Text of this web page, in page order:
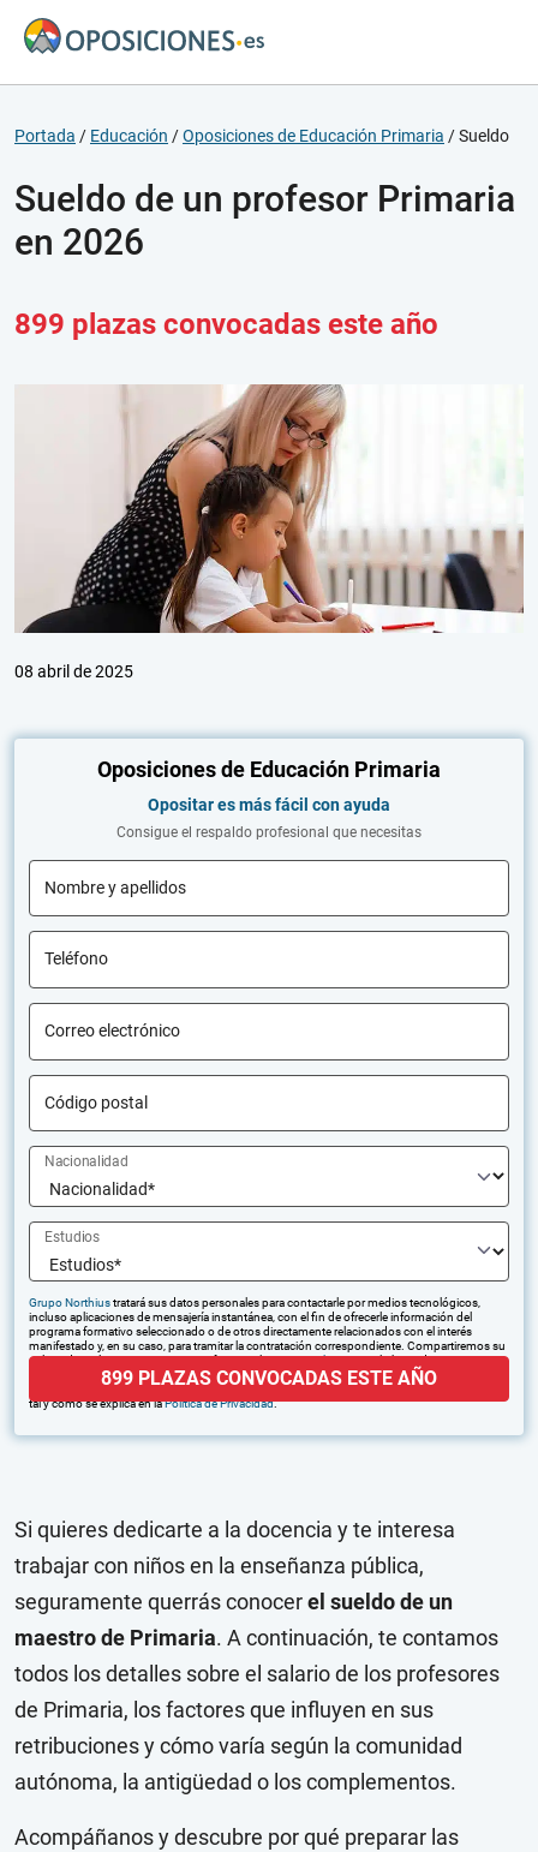
Portada / Educación /Oposiciones de Educación Primaria /Sueldo
Sueldo de un profesor Primaria
en 2026
899 plazas convocadas este año
08 abril de 2025
Oposiciones de Educación Primaria
Opositar es más fácil con ayuda
Consigue el respaldo profesional que necesitas
Nombre y apellidos
Teléfono
Correo electrónico
Código postal
Nacionalidad
Estudios
Grupo Northiustratará sus datos personales para contactarle por medios tecnológicos,
incluso aplicaciones de mensajería instantánea, con el fin de ofrecerle información del
programa formativo seleccionado o de otros directamente relacionados con el interés
manifestado y, en su caso, para tramitar la contratación correspondiente. Compartiremos su
solicitud con las empresas que conforman el
puedan hacerle llegar la mejor oferta de productos y servicios de acuerdo a su petición.
tal y como se explica en laPolítica de Privacidad.
899 PLAZAS CONVOCADAS ESTE AÑO
Si quieres dedicarte a la docencia y te interesa
trabajar con niños en la enseñanza pública,
seguramente querrás conocerel sueldo de un
maestro de Primaria. A continuación, te contamos
todos los detalles sobre el salario de los profesores
de Primaria, los factores que influyen en sus
retribuciones y cómo varía según la comunidad
autónoma, la antigüedad o los complementos.
Acompáñanos y descubre por qué preparar las